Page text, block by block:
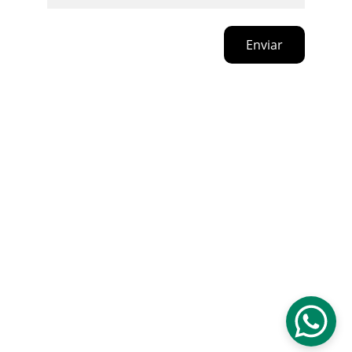
Enviar